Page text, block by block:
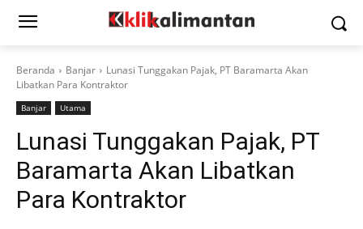
Beranda Banjar
Lunasi Tunggakan Pajak, PT Baramarta Akan
Libatkan Para Kontraktor
Banjar Utama
Lunasi Tunggakan Pajak, PT
Baramarta Akan Libatkan
Para Kontraktor